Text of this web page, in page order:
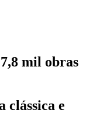
mil obras
clássica e